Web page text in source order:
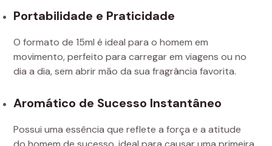
Portabilidade e Praticidade
O formato de 15ml é ideal para o homem em
movimento, perfeito para carregar em viagens ou no
dia a dia, sem abrir mão da sua fragrância favorita.
Aromático de Sucesso Instantâneo
Possui uma essência que reflete a força e a atitude